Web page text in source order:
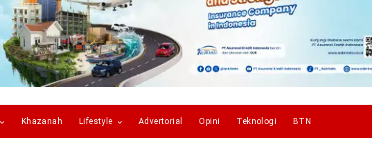
Khazanah Lifestyle Advertorial Opini Teknologi BTN